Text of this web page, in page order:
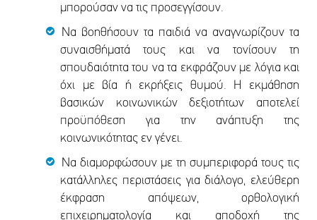
μπορούσαν να τις προσεγγίσουν.
Να βοηθήσουν τα παιδιά να αναγνωρίζουν τα
συναισθήματά τους και να τονίσουν τη
σπουδαιότητα του να τα εκφράζουν με λόγια και
όχι με βία ή εκρήξεις θυμού. Η εκμάθηση
βασικών κοινωνικών δεξιοτήτων αποτελεί
προϋπόθεση για την ανάπτυξη της
κοινωνικότητας εν γένει.
Να διαμορφώσουν με τη συμπεριφορά τους τις
κατάλληλες περιστάσεις για διάλογο, ελεύθερη
έκφραση απόψεων, ορθολογική
επιχειρηματολογία και αποδοχή της